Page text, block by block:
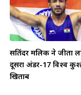
सतिंदर मलिक ने जीता
दूसरा अंडर-17 विश्व
खिताब